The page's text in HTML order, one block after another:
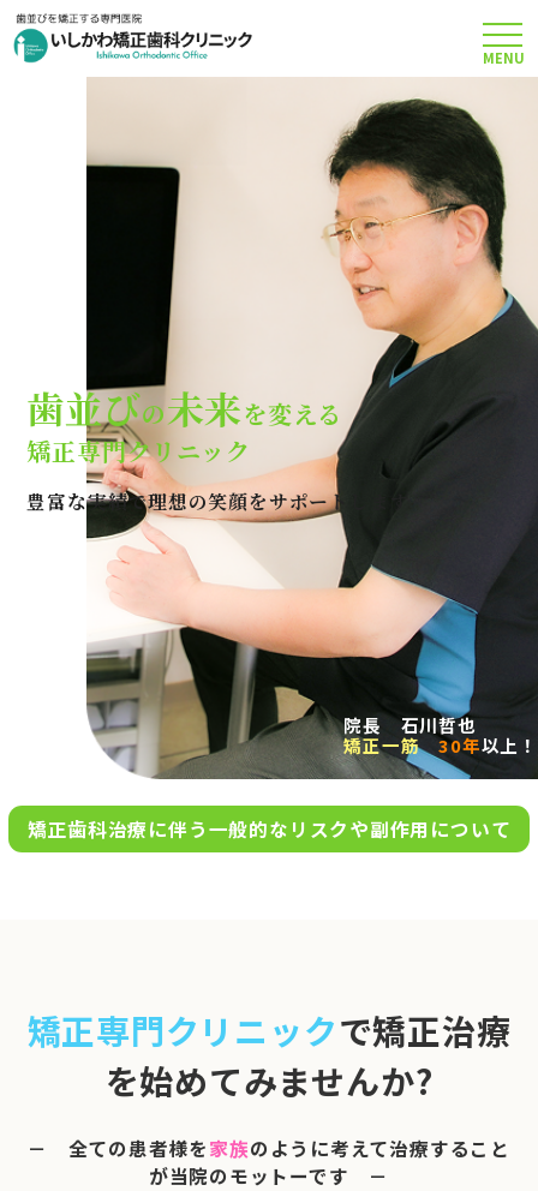
矯正治療について
当院のこだわり
費用について
クリニック案内
Q＆A
アクセス
お問い合わせ
完全
0120-695-578
※日曜は不定期で診療してい
ます
MENU
歯並びの未来を変える
矯正専門クリニック
豊富な実績で理想の笑顔をサポートします
院長 石川哲也
矯正一筋
30年以上！
矯正歯科治療に伴う一般的なリスクや副作用について
矯正専門クリニックで矯正治療
を始めてみませんか?
－ 全ての患者様を家族のように考えて治療すること
が当院のモットーです －